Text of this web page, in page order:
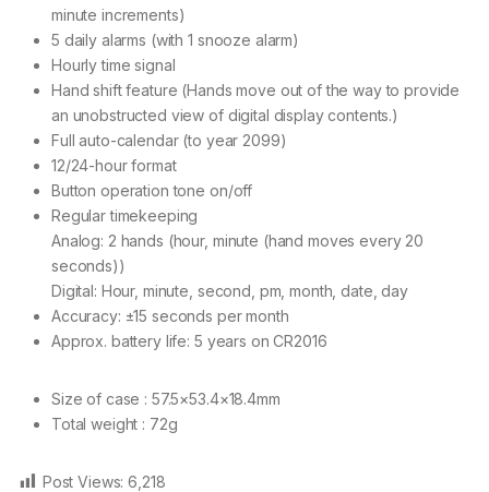
minute increments)
5 daily alarms (with 1 snooze alarm)
Hourly time signal
Hand shift feature (Hands move out of the way to provide
an unobstructed view of digital display contents.)
Full auto-calendar (to year 2099)
12/24-hour format
Button operation tone on/off
Regular timekeeping
Analog: 2 hands (hour, minute (hand moves every 20
seconds))
Digital: Hour, minute, second, pm, month, date, day
Accuracy: ±15 seconds per month
Approx. battery life: 5 years on CR2016
Size of case : 57.5×53.4×18.4mm
Total weight : 72g
Post Views: 6,218